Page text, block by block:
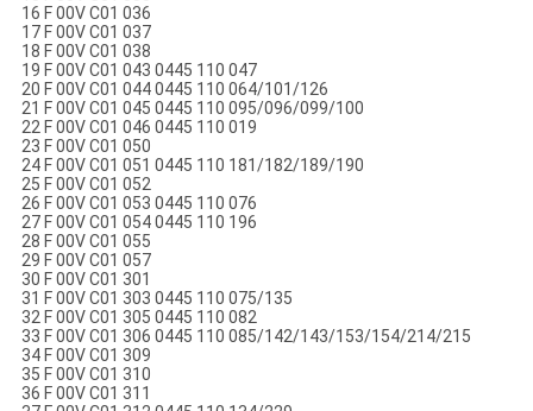
16 F 00V C01 036
17 F 00V C01 037
18 F 00V C01 038
19 F 00V C01 043 0445 110 047
20 F 00V C01 044 0445 110 064/101/126
21 F 00V C01 045 0445 110 095/096/099/100
22 F 00V C01 046 0445 110 019
23 F 00V C01 050
24 F 00V C01 051 0445 110 181/182/189/190
25 F 00V C01 052
26 F 00V C01 053 0445 110 076
27 F 00V C01 054 0445 110 196
28 F 00V C01 055
29 F 00V C01 057
30 F 00V C01 301
31 F 00V C01 303 0445 110 075/135
32 F 00V C01 305 0445 110 082
33 F 00V C01 306 0445 110 085/142/143/153/154/214/215
34 F 00V C01 309
35 F 00V C01 310
36 F 00V C01 311